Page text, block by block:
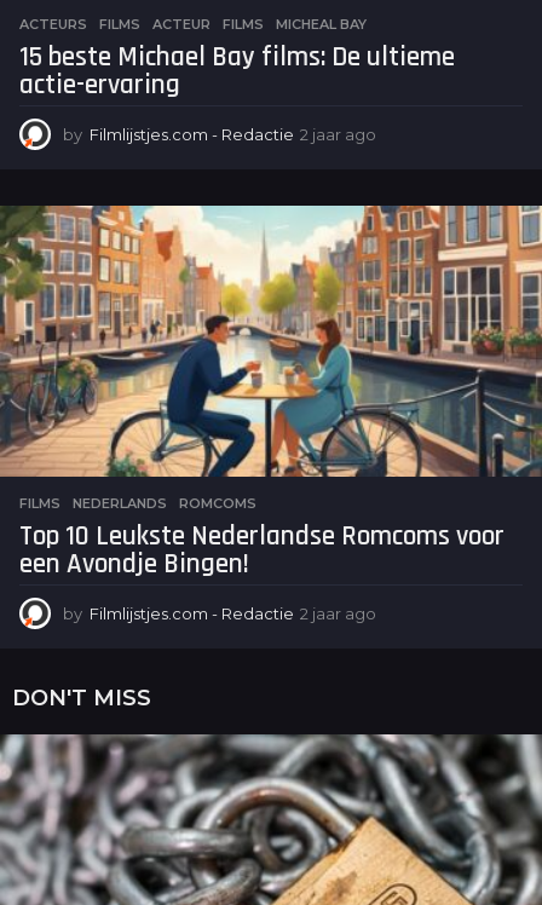
ACTEURS ,FILMS ACTEUR ,FILMS ,MICHEAL BAY
15 beste Michael Bay films: De ultieme
actie-ervaring
by Filmlijstjes.com - Redactie 2 jaar ago
a
r
a
o
FILMS NEDERLANDS ,ROMCOMS
Top 10 Leukste Nederlandse Romcoms voor
een Avondje Bingen!
by Filmlijstjes.com - Redactie 2 jaar ago
g
o
DON'T MISS